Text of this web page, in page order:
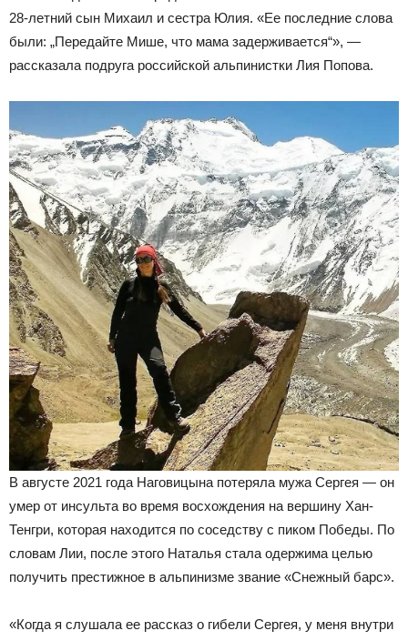
28-летний сын Михаил и сестра Юлия. «Ее последние слова
были: „Передайте Мише, что мама задерживается“», —
рассказала подруга российской альпинистки Лия Попова.
В августе 2021 года Наговицына потеряла мужа Сергея — он
умер от инсульта во время восхождения на вершину Хан-
Тенгри, которая находится по соседству с пиком Победы. По
словам Лии, после этого Наталья стала одержима целью
получить престижное в альпинизме звание «Снежный барс».
«Когда я слушала ее рассказ о гибели Сергея, у меня внутри